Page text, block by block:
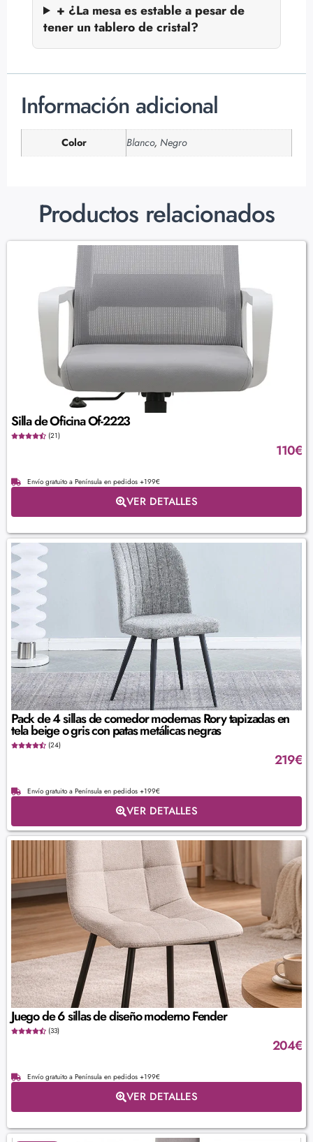
+ ¿La mesa es estable a pesar de
tener un tablero de cristal?
Información adicional
Color Blanco, Negro
Productos relacionados
Silla de Oficina Of-2223
(21)
110€
Envío gratuito a Península en pedidos +199€
VER DETALLES
Pack de 4 sillas de comedor modernas Rory tapizadas en
tela beige o gris con patas metálicas negras
(24)
219€
Envío gratuito a Península en pedidos +199€
VER DETALLES
Juego de 6 sillas de diseño moderno Fender
(33)
204€
Envío gratuito a Península en pedidos +199€
VER DETALLES